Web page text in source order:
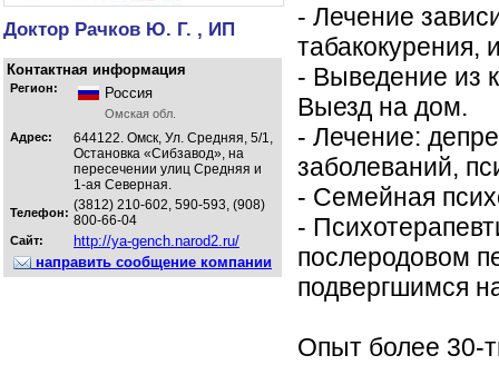
Доктор Рачков Ю. Г. , ИП
Контактная информация
Регион: Россия
Омская обл.
Адрес:
644122. Омск, Ул. Средняя, 5/1,
Остановка «Сибзавод», на
пересечении улиц Средняя и
1-ая Северная.
Телефон: (3812) 210-602, 590-593, (908)
800-66-04
Сайт:
http://ya-gench.narod2.ru/
направить сообщение компании
- Лечение
табакокурения,
- Выведение из
Выезд на дом.
- Лечение:
заболеваний,
- Семейная
-
послеродовом
подвергшимся
Опыт более 30-